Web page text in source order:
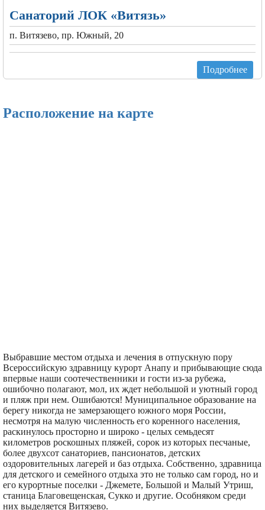
Санаторий ЛОК «Витязь»
п. Витязево, пр. Южный, 20
Подробнее
Расположение на карте
Выбравшие местом отдыха и лечения в отпускную пору
Всероссийскую здравницу курорт Анапу и прибывающие сюда
впервые наши соотечественники и гости из-за рубежа,
ошибочно полагают, мол, их ждет небольшой и уютный город
и пляж при нем. Ошибаются! Муниципальное образование на
берегу никогда не замерзающего южного моря России,
несмотря на малую численность его коренного населения,
раскинулось просторно и широко - целых семьдесят
километров роскошных пляжей, сорок из которых песчаные,
более двухсот санаториев, пансионатов, детских
оздоровительных лагерей и баз отдыха. Собственно, здравница
для детского и семейного отдыха это не только сам город, но и
его курортные поселки - Джемете, Большой и Малый Утриш,
станица Благовещенская, Сукко и другие. Особняком среди
них выделяется Витязево.